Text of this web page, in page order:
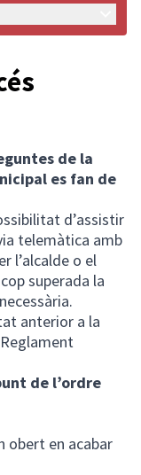
de la
es fan de
d’assistir
telemàtica amb
l’alcalde o el
superada la
anterior a la
de l’ordre
obert en acabar